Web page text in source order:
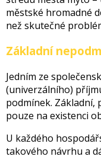
městské hromadné
než skutečné
Základní
Jedním ze
(univerzálního)
podmínek.
pouze na existenci
U každého
takového návrhu a